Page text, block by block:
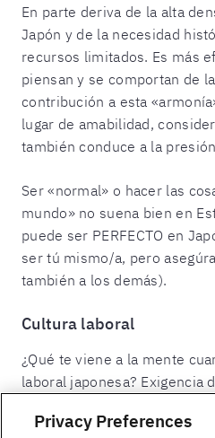
En parte deriva de la alta
Japón y de la necesidad
recursos limitados. Es más
piensan y se comportan de
contribución a esta
lugar de amabilidad,
también conduce a la
Ser «normal» o hacer las
mundo» no suena bien en
puede ser PERFECTO en
ser tú mismo/a, pero
también a los demás).
Cultura laboral
¿Qué te viene a la mente
laboral japonesa? Exigencia
general, sí. Los clientes
Privacy Preferences